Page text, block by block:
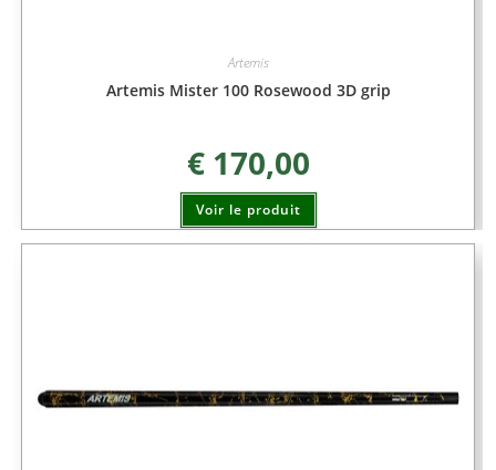
Artemis
Artemis Mister 100 Rosewood 3D grip
€170,00
Voir le produit